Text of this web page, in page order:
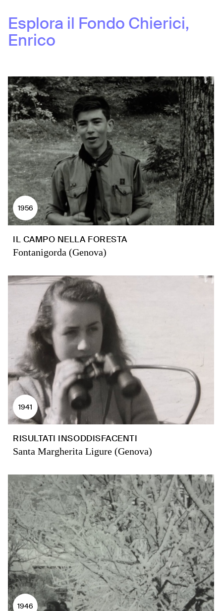
Esplora il Fondo Chierici,
Enrico
1956
IL CAMPO NELLA FORESTA
Fontanigorda (Genova)
1941
RISULTATI INSODDISFACENTI
Santa Margherita Ligure (Genova)
1946